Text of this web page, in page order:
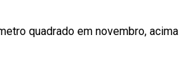
quadrado em novembro, acima